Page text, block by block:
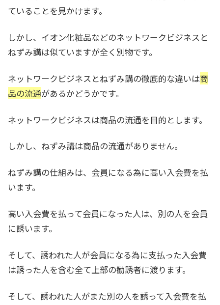
ていることを見かけます。
しかし、イオン化粧品などのネットワークビジネスと
ねずみ講は似ていますが全く別物です。
ネットワークビジネスとねずみ講の徹底的な違いは商
品の流通があるかどうかです。
ネットワークビジネスは商品の流通を目的とします。
しかし、ねずみ講は商品の流通がありません。
ねずみ講の仕組みは、会員になる為に高い入会費を払
います。
高い入会費を払って会員になった人は、別の人を会員
に誘います。
そして、誘われた人が会員になる為に支払った入会費
は誘った人を含む全て上部の勧誘者に渡ります。
そして、誘われた人がまた別の人を誘って入会費を払